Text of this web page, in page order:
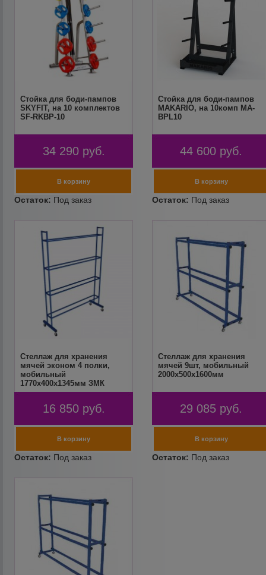
Стойка для боди-пампов
SKYFIT, на 10 комплектов
SF-RKBP-10
34 290 руб.
Стойка для боди-пампов
MAKARIO, на 10комп MA-
BPL10
44 600 руб.
Стеллаж для хранения
мячей эконом 4 полки,
мобильный
1770х400х1345мм ЗМК
16 850 руб.
Стеллаж для хранения
мячей 9шт, мобильный
2000х500x1600мм
29 085 руб.